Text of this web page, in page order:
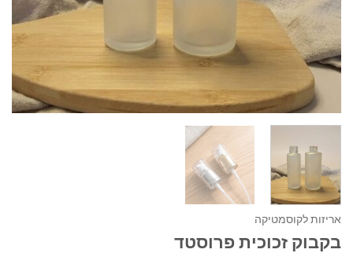
אריזות לקוסמטיקה
בקבוק זכוכית פרוסטד